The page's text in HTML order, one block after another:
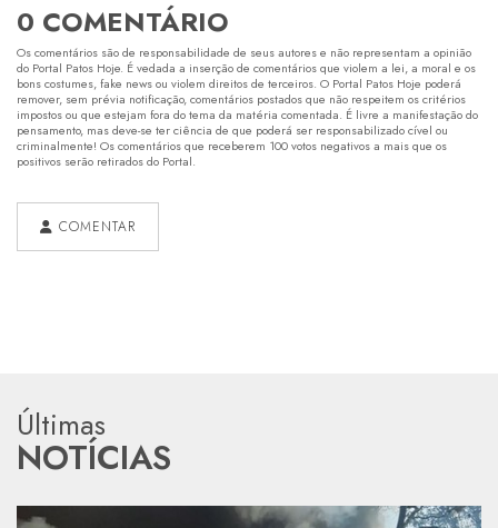
0 COMENTÁRIO
Os comentários são de responsabilidade de seus autores e não representam a opinião
do Portal Patos Hoje. É vedada a inserção de comentários que violem a lei, a moral e os
bons costumes, fake news ou violem direitos de terceiros. O Portal Patos Hoje poderá
remover, sem prévia notificação, comentários postados que não respeitem os critérios
impostos ou que estejam fora do tema da matéria comentada. É livre a manifestação do
pensamento, mas deve-se ter ciência de que poderá ser responsabilizado cível ou
criminalmente! Os comentários que receberem 100 votos negativos a mais que os
positivos serão retirados do Portal.
COMENTAR
Últimas
NOTÍCIAS